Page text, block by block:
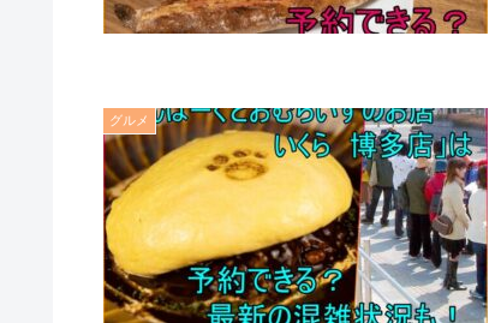
グルメ